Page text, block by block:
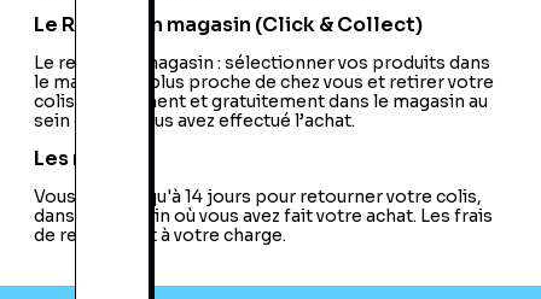
Le Retrait en magasin (Click & Collect)
Le retrait en magasin : sélectionner vos produits dans
le magasin le plus proche de chez vous et retirer votre
colis directement et gratuitement dans le magasin au
sein duquel vous avez effectué l’achat.
Les retours
Vous avez jusqu'à 14 jours pour retourner votre colis,
dans le magasin où vous avez fait votre achat. Les frais
de retour sont à votre charge.